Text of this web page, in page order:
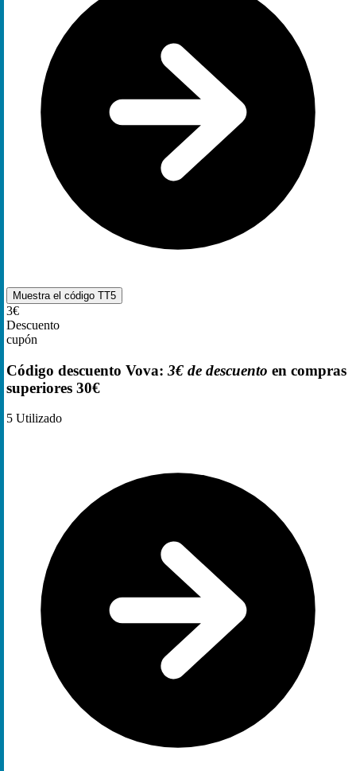
Muestra el código TT5
3€
Descuento
cupón
Código descuento Vova: 3€ de descuento en compras
superiores 30€
5 Utilizado